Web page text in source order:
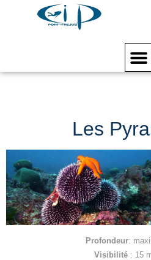
Les
Profondeur:
Visibilité : 15